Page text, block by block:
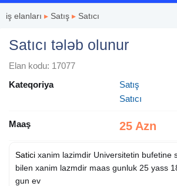
iş elanları ▸ Satış ▸ Satıcı
Satıcı tələb olunur
Elan kodu: 17077
Kateqoriya
Satış
Satıcı
Maaş 25 Azn
Satici xanim lazimdir Universitetin bufetine
bilen xanim lazmdir maas gunluk 25 yass
gun ev